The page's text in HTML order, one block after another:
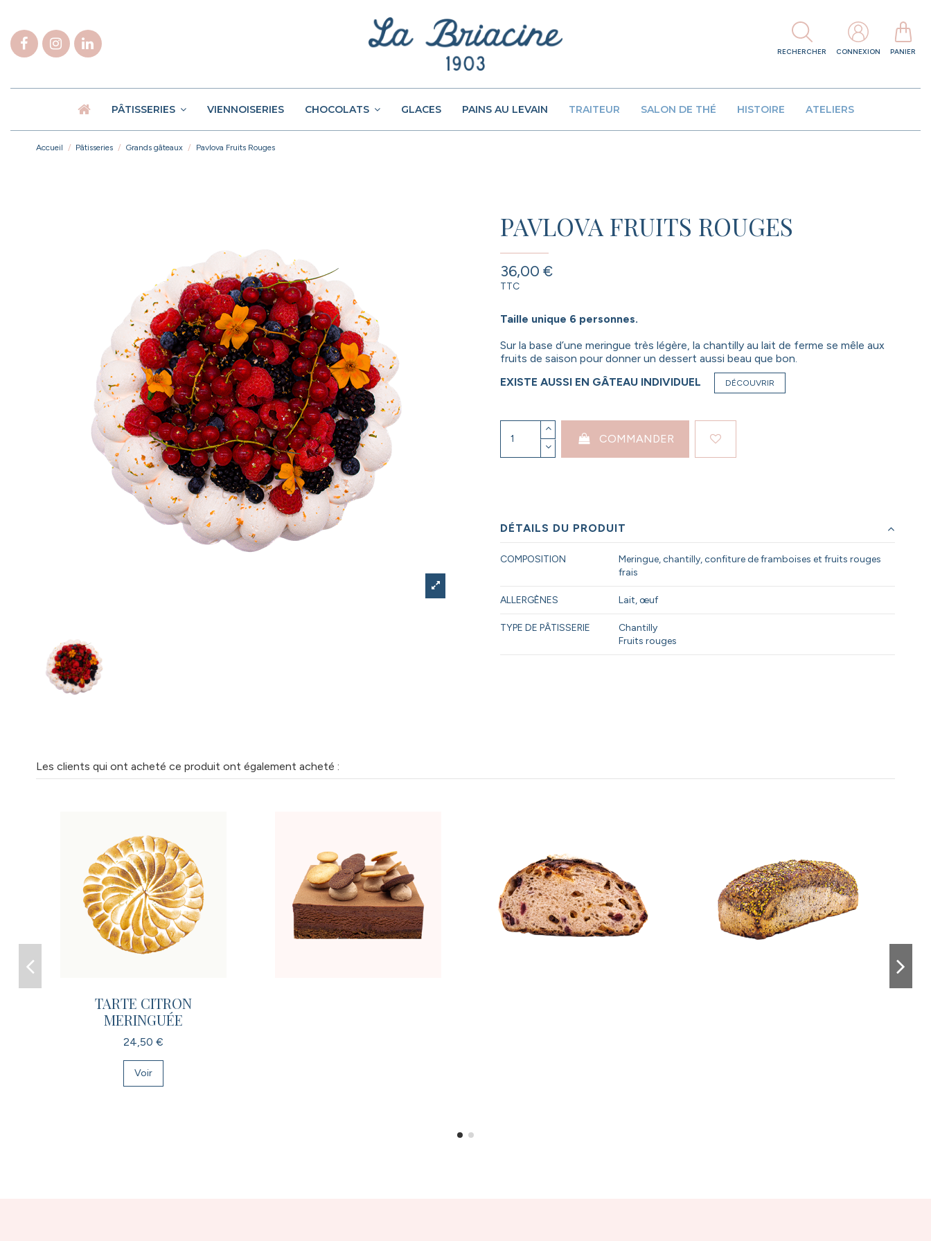
RECHERCHER CONNEXION PANIER
PÂTISSERIES VIENNOISERIES CHOCOLATS GLACES PAINS AU LEVAIN TRAITEUR SALON DE THÉ HISTOIRE ATELIERS
Accueil Pâtisseries Grands gâteaux Pavlova Fruits Rouges
PAVLOVA FRUITS ROUGES
36,00 €
TTC
Taille unique 6 personnes.
Sur la base d’une meringue très légère, la chantilly au lait de ferme se mêle aux
fruits de saison pour donner un dessert aussi beau que bon.
EXISTE AUSSI EN GÂTEAU INDIVIDUEL
DÉCOUVRIR
COMMANDER
DÉTAILS DU PRODUIT
COMPOSITION
Meringue, chantilly, confiture de framboises et fruits rouges
frais
ALLERGÈNES Lait, œuf
TYPE DE PÂTISSERIE
Chantilly
Fruits rouges
Les clients qui ont acheté ce produit ont également acheté :
TARTE CITRON
MERINGUÉE
24,50 €
Voir